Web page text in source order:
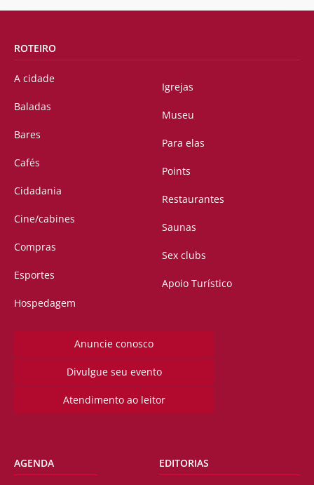
ROTEIRO
A cidade
Baladas
Bares
Cafés
Cidadania
Cine/cabines
Compras
Esportes
Hospedagem
Igrejas
Museu
Para elas
Points
Restaurantes
Saunas
Sex clubs
Apoio Turístico
Anuncie conosco
Divulgue seu evento
Atendimento ao leitor
AGENDA EDITORIAS